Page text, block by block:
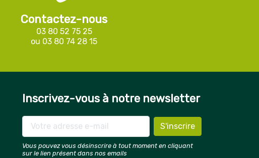
Contactez-nous
03 80 52 75 25
ou 03 80 74 28 15
Inscrivez-vous à notre newsletter
Vous pouvez vous désinscrire à tout moment en cliquant
sur le lien présent dans nos emails